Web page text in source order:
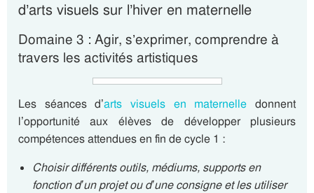
d’arts visuels sur l’hiver en maternelle
Domaine 3 : Agir, s’exprimer, comprendre à
travers les activités artistiques
Les séances d’arts visuels en maternelle donnent
l’opportunité aux élèves de développer plusieurs
compétences attendues en fin de cycle 1 :
Choisir différents outils, médiums, supports en
fonction d’un projet ou d’une consigne et les utiliser